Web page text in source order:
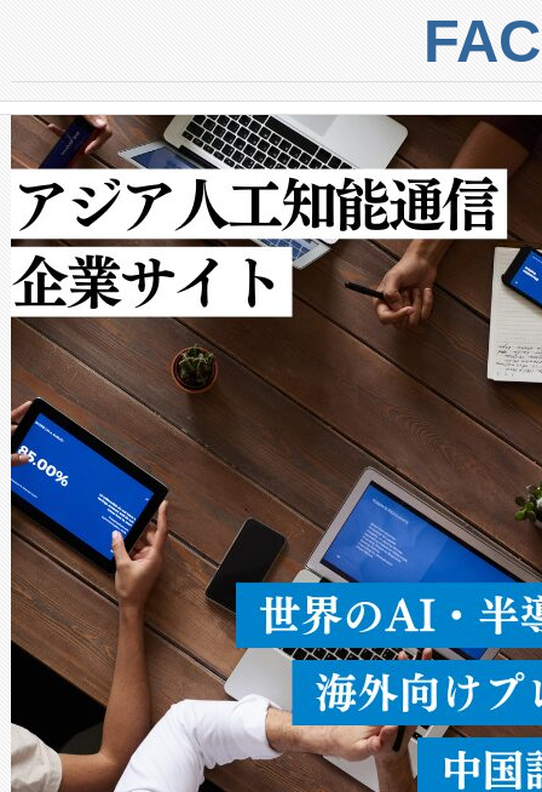
centers. Voltaiqは、ai&のAI
からシステム統合、試運転、
クルの各段階のデータを監視
[…]
トに対して約600メートルに
では、反射率10％のターゲッ
で向上し、最大検知距離は
ットだけで最大1キロメート
ルの変電所周囲を監視でき、
作業と点群処理を簡素化でき
Avia 2は、2種類のFOVオプシ
× 80°のノーマルモード、長
ードを切り替えて使用するこ
ることなく、単一のデバイス
うにします。遠距離まで届く
密度なスキャ […]